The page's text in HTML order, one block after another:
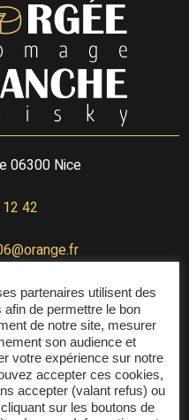
06300 Nice
42
nous
partenaires utilisent des
afin de permettre le bon
de notre site, mesurer
son audience et
votre expérience sur notre
accepter ces cookies,
accepter (valant refus) ou
sur les boutons de